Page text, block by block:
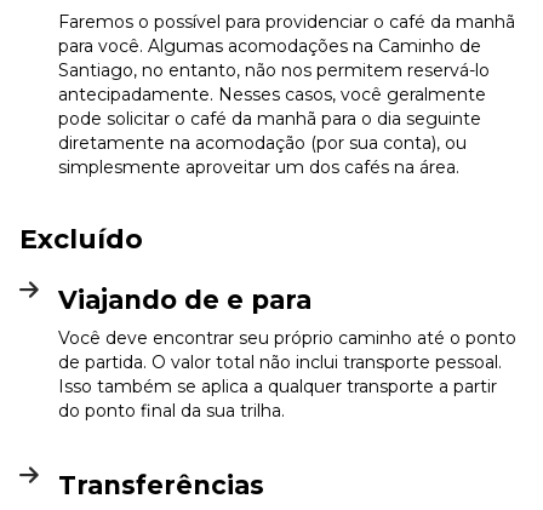
Faremos o possível para providenciar o café da manhã
para você. Algumas acomodações na Caminho de
Santiago, no entanto, não nos permitem reservá-lo
antecipadamente. Nesses casos, você geralmente
pode solicitar o café da manhã para o dia seguinte
diretamente na acomodação (por sua conta), ou
simplesmente aproveitar um dos cafés na área.
Excluído
Viajando de e para
Você deve encontrar seu próprio caminho até o ponto
de partida. O valor total não inclui transporte pessoal.
Isso também se aplica a qualquer transporte a partir
do ponto final da sua trilha.
Transferências